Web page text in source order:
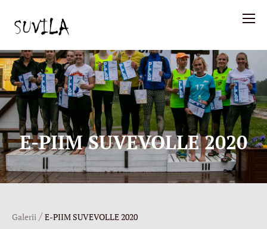
E-PIIM SUVEVOLLE 2020
Galerii / E-PIIM SUVEVOLLE 2020